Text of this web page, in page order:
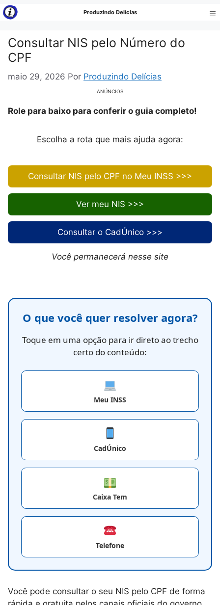
Pular
para
conteúdo
Produzindo Delícias
Consultar NIS pelo Número do
CPF
maio 29, 2026 Por Produzindo Delícias
ANÚNCIOS
Role para baixo para conferir o guia completo!
Escolha a rota que mais ajuda agora:
Consultar NIS pelo CPF no Meu INSS >>>
Ver meu NIS >>>
Consultar o CadÚnico >>>
Você permanecerá nesse site
O que você quer resolver agora?
Toque em uma opção para ir direto ao trecho
certo do conteúdo:
Meu INSS
CadÚnico
Caixa Tem
Telefone
Você pode consultar o seu NIS pelo CPF de forma